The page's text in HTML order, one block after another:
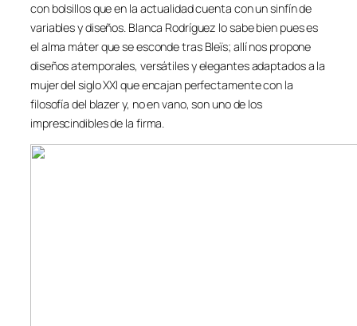
con bolsillos que en la actualidad cuenta con un sinfín de
variables y diseños. Blanca Rodríguez lo sabe bien pues es
el alma máter que se esconde tras Bleïs; allí nos propone
diseños atemporales, versátiles y elegantes adaptados a la
mujer del siglo XXI que encajan perfectamente con la
filosofía del blazer y, no en vano, son uno de los
imprescindibles de la firma.